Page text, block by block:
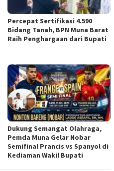
Percepat Sertifikasi 4.590
Bidang Tanah, BPN Muna Barat
Raih Penghargaan dari Bupati
Dukung Semangat Olahraga,
Pemda Muna Gelar Nobar
Semifinal Prancis vs Spanyol di
Kediaman Wakil Bupati